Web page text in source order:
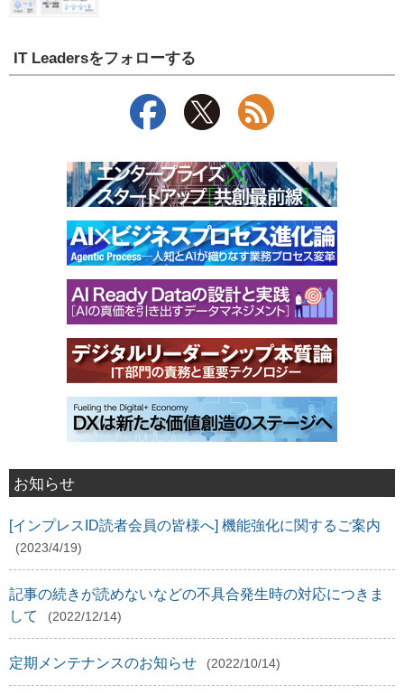
IT Leadersをフォローする
お知らせ
[インプレスID読者会員の皆様へ] 機能強化に関するご案内
(2023/4/19)
記事の続きが読めないなどの不具合発生時の対応につきま
して
(2022/12/14)
定期メンテナンスのお知らせ (2022/10/14)